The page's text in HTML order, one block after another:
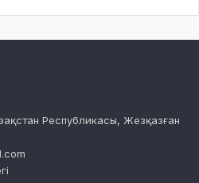
Республикасы, Жезқазған